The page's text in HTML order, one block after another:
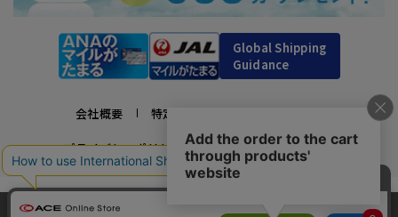
Global Shipping
Guidance
会社概要 特定商取引法に基づく表示
プライバシーポリシー 利用規約 採用情報
かばんの総合メーカー、エース公式サイト